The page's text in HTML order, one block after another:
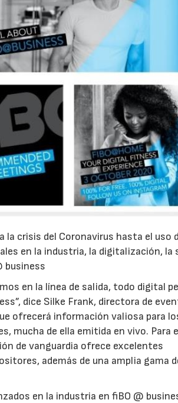
crisis del Coronavirus hasta el uso
en la industria, la digitalización, la
business
en la línea de salida, todo digital
dice Silke Frank, directora de
ofrecerá información valiosa para
mucha de ella emitida en vivo. Para
de vanguardia ofrece excelentes
además de una amplia gama
en la industria en fiBO @
2026 30/07/2026